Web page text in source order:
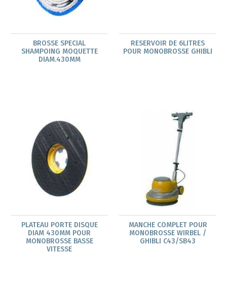
BROSSE SPECIAL
SHAMPOING MOQUETTE
DIAM.430MM
RESERVOIR DE 6LITRES
POUR MONOBROSSE GHIBLI
PLATEAU PORTE DISQUE
DIAM 430MM POUR
MONOBROSSE BASSE
VITESSE
MANCHE COMPLET POUR
MONOBROSSE WIRBEL /
GHIBLI C43/SB43